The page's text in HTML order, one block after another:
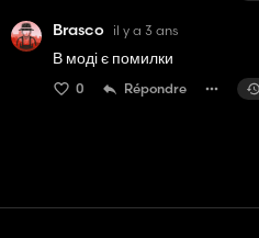
Brasco il y a 3 ans
В моді є помилки
0 Répondre